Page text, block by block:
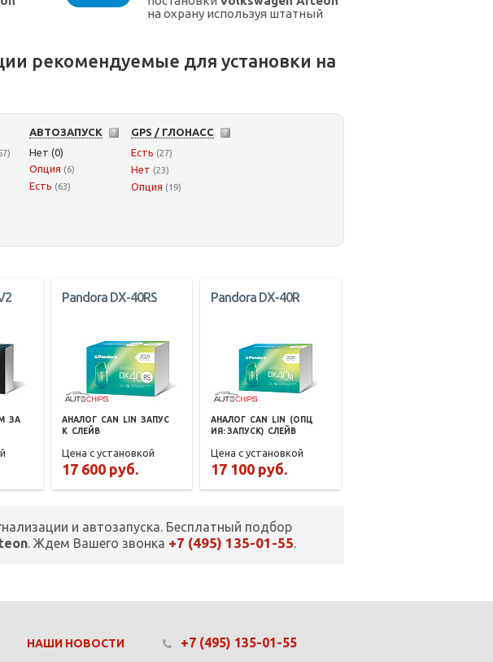
на охрану используя штатный
рекомендуемые для установки на
АВТОЗАПУСК
Нет (0)
Опция (6)
Есть (63)
GPS / ГЛОНАСС
Есть (27)
Нет (23)
Опция (19)
ЗА
Pandora DX-40RS
АНАЛОГ CAN LIN
ЗАПУС
К СЛЕЙВ
Цена с установкой
17 600 руб.
Pandora DX-40R
АНАЛОГ CAN LIN
(ОПЦ
ИЯ: ЗАПУСК) СЛЕЙВ
Цена с установкой
17 100 руб.
и автозапуска. Бесплатный подбор
. Ждем Вашего звонка +7 (495) 135-01-55.
НАШИ НОВОСТИ +7 (495) 135-01-55